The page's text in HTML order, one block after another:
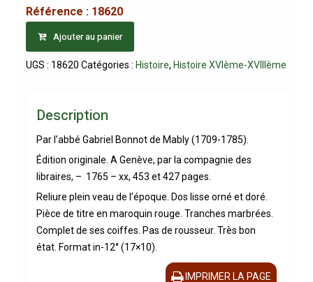
Référence : 18620
Ajouter au panier
UGS : 18620 Catégories : Histoire, Histoire XVIème-XVIIIème
Description
Par l’abbé Gabriel Bonnot de Mably (1709-1785).
Édition originale. A Genève, par la compagnie des
libraires, – 1765 – xx, 453 et 427 pages.
Reliure plein veau de l’époque. Dos lisse orné et doré.
Pièce de titre en maroquin rouge. Tranches marbrées.
Complet de ses coiffes. Pas de rousseur. Très bon
état. Format in-12° (17×10).
IMPRIMER LA PAGE